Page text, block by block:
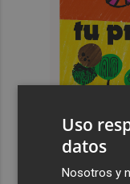
Uso
datos
Nosotros y